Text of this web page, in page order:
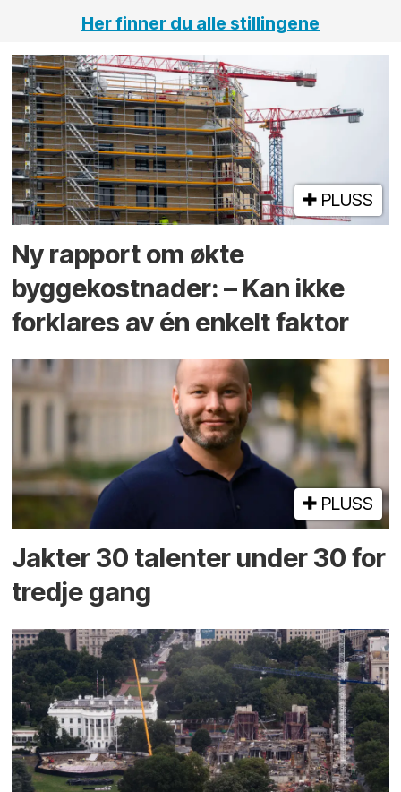
Her finner du alle stillingene
PLUSS
Ny rapport om økte
byggekostnader: – Kan ikke
forklares av én enkelt faktor
PLUSS
Jakter 30 talenter under 30 for
tredje gang